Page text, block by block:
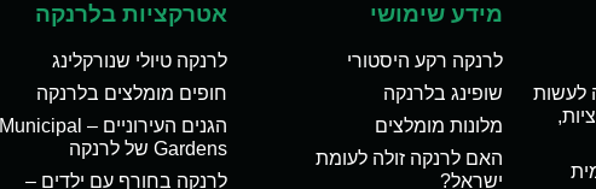
לעשות
מידע שימושי
לרנקה רקע היסטורי
שופינג בלרנקה
מלונות מומלצים
האם לרנקה זולה לעומת
ישראל?
אטרקציות בלרנקה
לרנקה טיולי שנורקלינג
חופים מומלצים בלרנקה
הגנים העירוניים – Municipal
Gardens של לרנקה
לרנקה בחורף עם ילדים –